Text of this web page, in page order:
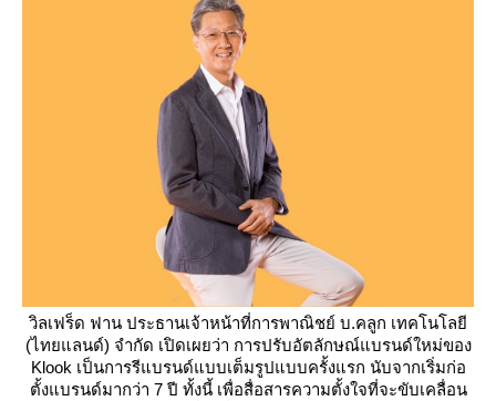
วิลเฟร็ด ฟาน ประธานเจ้าหน้าที่การพาณิชย์ บ.คลูก เทคโนโลยี
(ไทยแลนด์) จำกัด เปิดเผยว่า การปรับอัตลักษณ์แบรนด์ใหม่ของ
Klook เป็นการรีแบรนด์แบบเต็มรูปแบบครั้งแรก นับจากเริ่มก่อ
ตั้งแบรนด์มากว่า 7 ปี ทั้งนี้ เพื่อสื่อสารความตั้งใจที่จะขับเคลื่อน